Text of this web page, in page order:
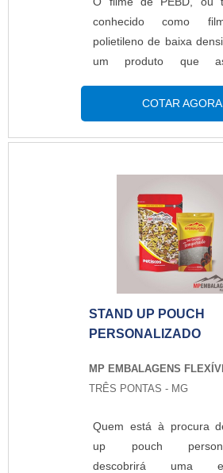
conhecido como
polietileno de baixa
um produto que
adquire e, por isso, é
solicitado por donos e
das alimentícias, de
diversas outras.OS
DETALHES
PRODUTODentro do
filme do tipo PEBD é
como uma
COTAR AGORA
STAND UP POUCH
PERSONALIZADO
MP EMBALAGENS
TRÊS PONTAS - MG
Quem está à procura
up pouch
descobrirá uma